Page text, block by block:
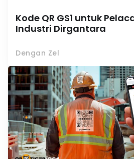
Kode QR GS1 untuk
Industri Dirgantara
Dengan Zel